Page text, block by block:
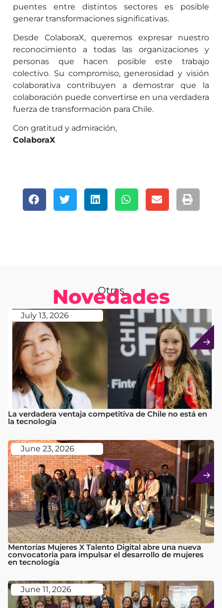
puentes entre distintos sectores es posible
generar transformaciones significativas.
Desde ColaboraX, queremos expresar nuestro
reconocimiento a todas las organizaciones y
personas que hacen posible este trabajo
colectivo. Su compromiso, generosidad y visión
colaborativa contribuyen a demostrar que la
colaboración puede convertirse en una verdadera
fuerza de transformación para Chile.
Con gratitud y admiración,
ColaboraX
Otras
Novedades
July 13, 2026
La verdadera ventaja competitiva de Chile no está en
la tecnología
June 23, 2026
Mentorías Mujeres X Talento Digital abre una nueva
convocatoria para impulsar el desarrollo de mujeres
en tecnología
June 11, 2026